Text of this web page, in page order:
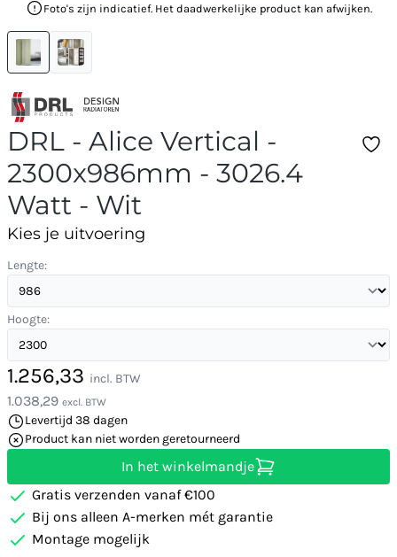
Foto's zijn indicatief. Het daadwerkelijke product kan afwijken.
DRL - Alice Vertical -
2300x986mm - 3026.4
Watt - Wit
Kies je uitvoering
Lengte:
Hoogte:
1.256,33 incl. BTW
1.038,29 excl. BTW
Levertijd 38 dagen
Product kan niet worden geretourneerd
In het winkelmandje
Gratis verzenden vanaf €100
Bij ons alleen A-merken mét garantie
Montage mogelijk